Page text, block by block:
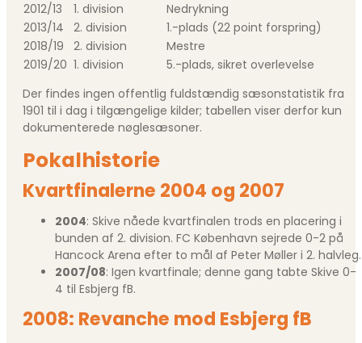
2012/13
1. division
Nedrykning
2013/14
2. division
1.-plads (22 point forspring)
2018/19
2. division
Mestre
2019/20 1. division
5.-plads, sikret overlevelse
Der findes ingen offentlig fuldstændig sæsonstatistik fra
1901 til i dag i tilgængelige kilder; tabellen viser derfor kun
dokumenterede nøglesæsoner.
Pokalhistorie
Kvartfinalerne 2004 og 2007
2004: Skive nåede kvartfinalen trods en placering i
bunden af 2. division. FC København sejrede 0-2 på
Hancock Arena efter to mål af Peter Møller i 2. halvleg.
2007/08: Igen kvartfinale; denne gang tabte Skive 0-
4 til Esbjerg fB.
2008: Revanche mod Esbjerg fB